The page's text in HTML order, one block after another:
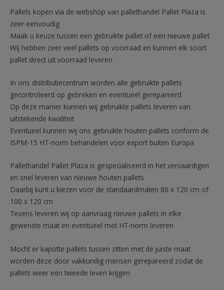
Pallets kopen via de webshop van pallethandel Pallet Plaza is
zeer eenvoudig
Maak u keuze tussen een gebruikte pallet of een nieuwe pallet
Wij hebben zeer veel pallets op voorraad en kunnen elk soort
pallet direct uit voorraad leveren
In ons distributiecentrum worden alle gebruikte pallets
gecontroleerd op gebreken en eventueel gerepareerd
Op deze manier kunnen wij gebruikte pallets leveren van
uitstekende kwaliteit
Eventueel kunnen wij ons gebruikte houten pallets conform de
ISPM-15 HT-norm behandelen voor export buiten Europa
Pallethandel Pallet Plaza is gespecialiseerd in het vervaardigen
en snel leveren van nieuwe houten pallets
Daarbij kunt u kiezen voor de standaardmaten 80 x 120 cm of
100 x 120 cm
Tevens leveren wij op aanvraag nieuwe pallets in elke
gewenste maat en eventueel met HT-norm leveren
Mocht er kapotte pallets tussen zitten met de juiste maat
worden deze door vakkundig mensen gerepareerd zodat de
pallets weer een tweede leven krijgen